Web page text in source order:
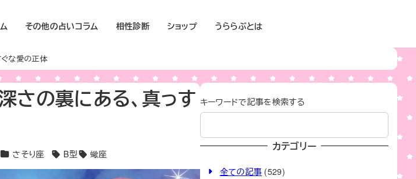
その他の占いコラム 相性診断 ショップ うららぶとは
な愛の正体
さの裏にある、真っす
カテゴリー
さそり座
タグ
B型 蠍座
キーワードで記事を検索する
カテゴリー
全ての記事 (529)